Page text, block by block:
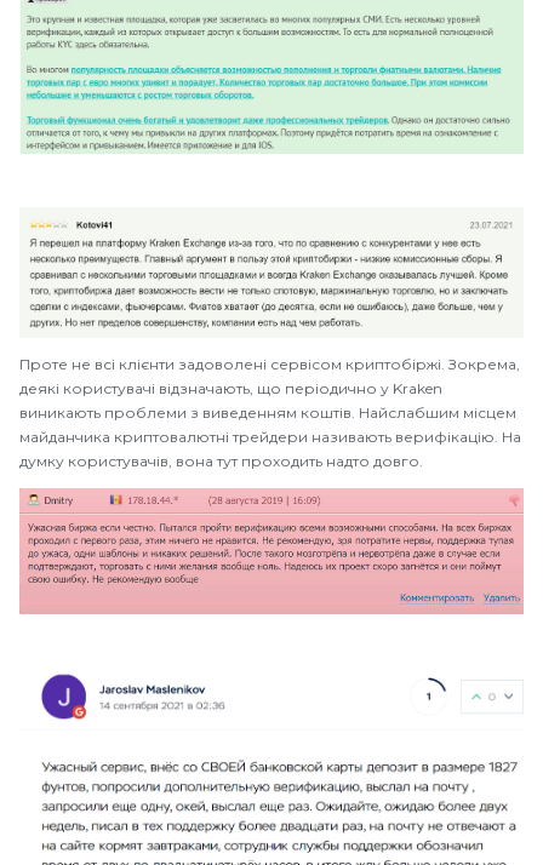
Проте не всі клієнти задоволені сервісом криптобіржі. Зокрема,
деякі користувачі відзначають, що періодично у Kraken
виникають проблеми з виведенням коштів. Найслабшим місцем
майданчика криптовалютні трейдери називають верифікацію. На
думку користувачів, вона тут проходить надто довго.